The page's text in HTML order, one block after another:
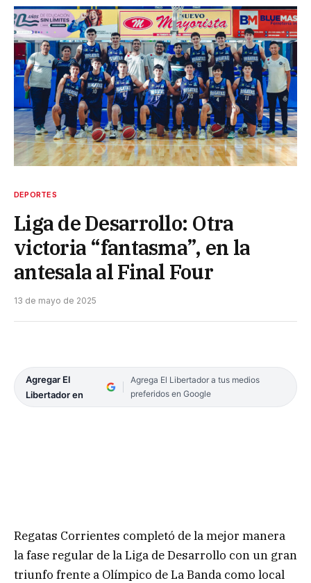
DEPORTES
Liga de Desarrollo: Otra
victoria “fantasma”, en la
antesala al Final Four
13 de mayo de 2025
Agregar El
Libertador en
Agrega El Libertador a tus medios
preferidos en Google
Regatas Corrientes completó de la mejor manera
la fase regular de la Liga de Desarrollo con un gran
triunfo frente a Olímpico de La Banda como local